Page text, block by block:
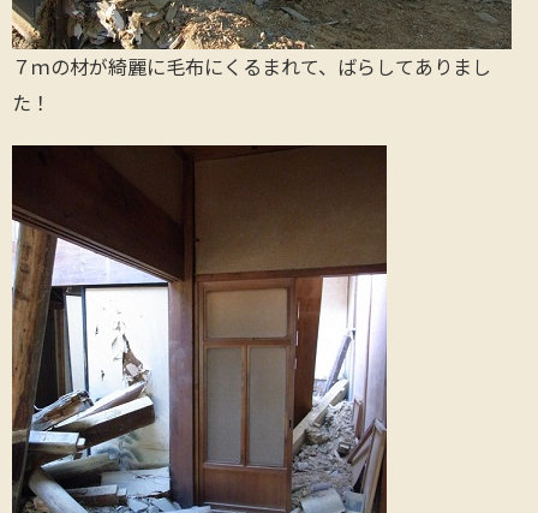
７ｍの材が綺麗に毛布にくるまれて、ばらしてありまし
た！